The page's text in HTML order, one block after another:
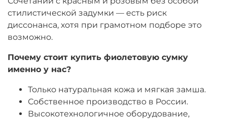
стилистической задумки — есть риск
диссонанса, хотя при грамотном подборе это
возможно.
Почему стоит купить фиолетовую сумку
именно у нас?
Только натуральная кожа и мягкая замша.
Собственное производство в России.
Высокотехнологичное оборудование,